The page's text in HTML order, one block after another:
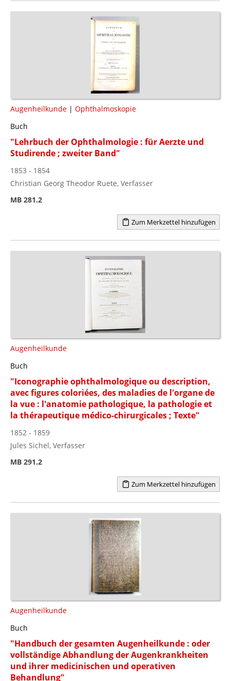
Augenheilkunde | Ophthalmoskopie
Buch
"Lehrbuch der Ophthalmologie : für Aerzte und
Studirende ; zweiter Band"
1853 - 1854
Christian Georg Theodor Ruete, Verfasser
MB 281.2
Zum Merkzettel hinzufügen
Augenheilkunde
Buch
"Iconographie ophthalmologique ou description,
avec figures coloriées, des maladies de l'organe de
la vue : l'anatomie pathologique, la pathologie et
la thérapeutique médico-chirurgicales ; Texte"
1852 - 1859
Jules Sichel, Verfasser
MB 291.2
Zum Merkzettel hinzufügen
Augenheilkunde
Buch
"Handbuch der gesamten Augenheilkunde : oder
vollständige Abhandlung der Augenkrankheiten
und ihrer medicinischen und operativen
Behandlung"